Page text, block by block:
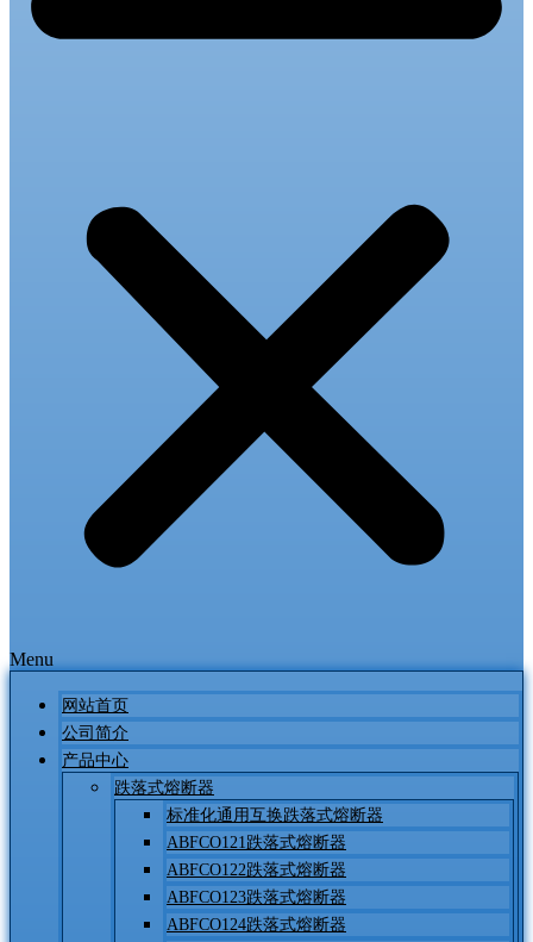
Menu
网站首页
公司简介
产品中心
跌落式熔断器
标准化通用互换跌落式熔断器
ABFCO121跌落式熔断器
ABFCO122跌落式熔断器
ABFCO123跌落式熔断器
ABFCO124跌落式熔断器